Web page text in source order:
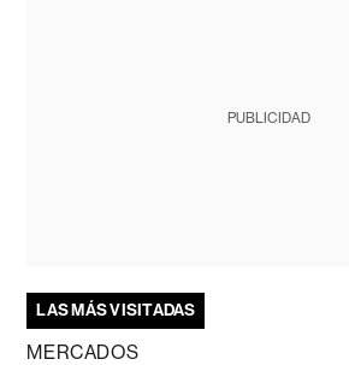
PUBLICIDAD
LAS MÁS VISITADAS
MERCADOS